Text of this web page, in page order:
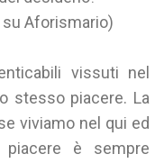
Aforismario)
vissuti nel
stesso piacere. La
viviamo nel qui ed
è sempre